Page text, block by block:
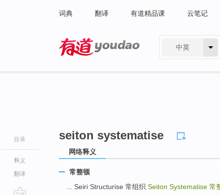
词典 翻译 有道精品课 云笔记
中英
目录
释义
翻译
seiton systematise
网络释义
常整顿
... Seiri Structurise 常组织 Seiton Systematise 常